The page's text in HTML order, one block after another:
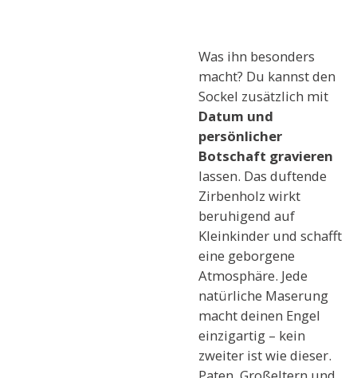
Was ihn besonders
macht? Du kannst den
Sockel zusätzlich mit
Datum und
persönlicher
Botschaft gravieren
lassen. Das duftende
Zirbenholz wirkt
beruhigend auf
Kleinkinder und schafft
eine geborgene
Atmosphäre. Jede
natürliche Maserung
macht deinen Engel
einzigartig – kein
zweiter ist wie dieser.